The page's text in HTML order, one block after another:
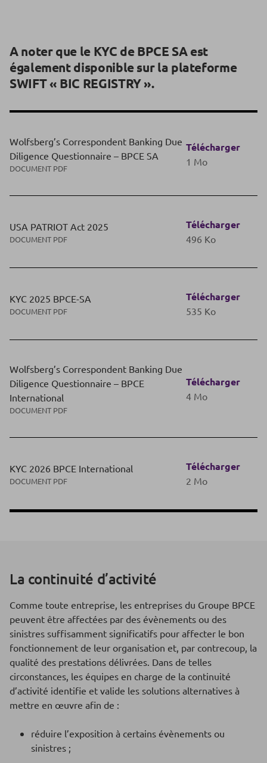
A noter que le KYC de BPCE SA est
également disponible sur la plateforme
SWIFT « BIC REGISTRY ».
Wolfsberg’s Correspondent Banking Due
Diligence Questionnaire – BPCE SA
DOCUMENT PDF
Télécharger
1 Mo
USA PATRIOT Act 2025
DOCUMENT PDF
Télécharger
496 Ko
KYC 2025 BPCE-SA
DOCUMENT PDF
Télécharger
535 Ko
Wolfsberg’s Correspondent Banking Due
Diligence Questionnaire – BPCE
International
DOCUMENT PDF
Télécharger
4 Mo
KYC 2026 BPCE International
DOCUMENT PDF
Télécharger
2 Mo
La continuité d’activité
Comme toute entreprise, les entreprises du Groupe BPCE
peuvent être affectées par des évènements ou des
sinistres suffisamment significatifs pour affecter le bon
fonctionnement de leur organisation et, par contrecoup, la
qualité des prestations délivrées. Dans de telles
circonstances, les équipes en charge de la continuité
d’activité identifie et valide les solutions alternatives à
mettre en œuvre afin de :
réduire l’exposition à certains évènements ou
sinistres ;